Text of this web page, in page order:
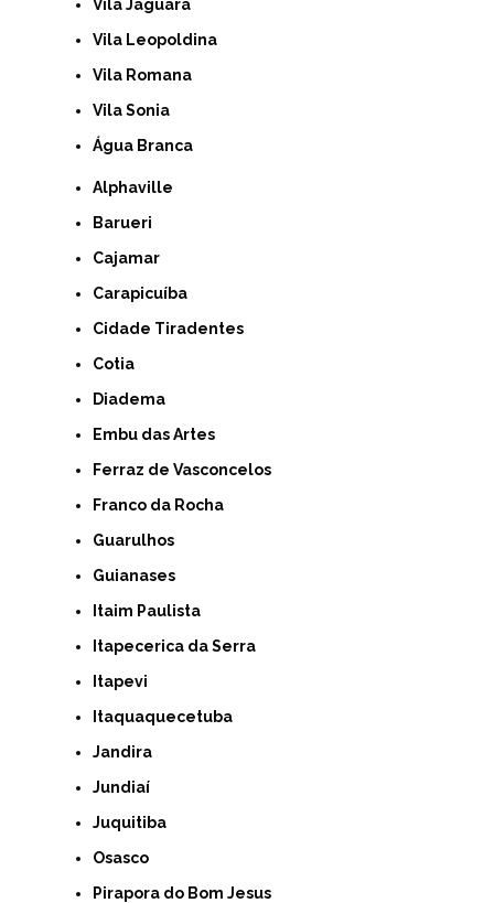
Vila Jaguará
Vila Leopoldina
Vila Romana
Vila Sonia
Água Branca
Alphaville
Barueri
Cajamar
Carapicuíba
Cidade Tiradentes
Cotia
Diadema
Embu das Artes
Ferraz de Vasconcelos
Franco da Rocha
Guarulhos
Guianases
Itaim Paulista
Itapecerica da Serra
Itapevi
Itaquaquecetuba
Jandira
Jundiaí
Juquitiba
Osasco
Pirapora do Bom Jesus